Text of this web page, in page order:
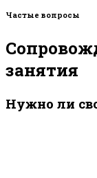
Частые вопросы
занятия
Нужно ли